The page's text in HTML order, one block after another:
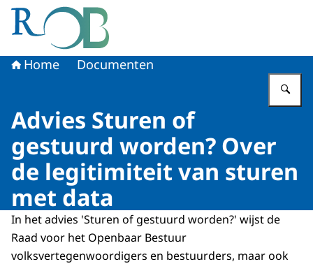
Naar de homepage van Raad voor het Openbaar Bestuur
Home Documenten
Advies Sturen of
gestuurd worden? Over
de legitimiteit van sturen
met data
In het advies 'Sturen of gestuurd worden?' wijst de
Raad voor het Openbaar Bestuur
volksvertegenwoordigers en bestuurders, maar ook